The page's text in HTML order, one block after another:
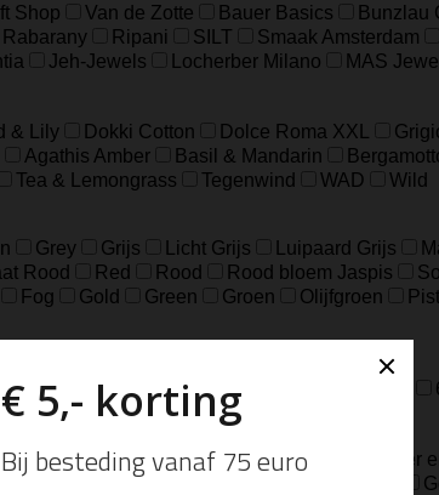
Shop Van de Zotte Bauer Basics Bunzlau
Rabarany Ripani SILT Smaak Amsterdam
Jeh-Jewels Locherber Milano MAS
& Lily Dokki Cotton Dolce Roma XXL
Agathis Amber Basil & Mandarin
Tea & Lemongrass Tegenwind WAD
Wild
Grey Grijs Licht Grijs Luipaard Grijs
Rood Red Rood Rood bloem Jaspis
Fog Gold Green Groen Olijfgroen
L/XL S/M XXS/XS 48=S
Goldfilled 925 sterling zilver, geoxideerd zilver
katoen Acetaat